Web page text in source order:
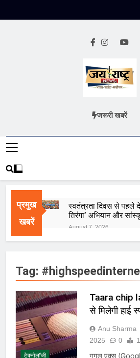
Jai
हिंदी समाचार
जरूरी खबरें
प्रमुख
खबरें
स्वतंत्रता दिवस से पहले
तिरंगा’ अभियान और
तैयारियाँ तेज़
August 7, 2026
IMD ने कई राज्यों में भारी
जारी किया, दिल्ली-NCR
जलभराव और बाढ़ की
August 6, 2026
जंतर-मंतर पुलिस
का हंगामा तेज़, सरकार से
August 6, 2026
राष्ट्रीय हथकरघा दिवस
देशभर में बुनकरों और
होगा आयोजन
Tag:
टेक्नोलॉजी
Taara chip
से मिलेगी हाई
Anu Sharma
2025
0
गूगल एक्स